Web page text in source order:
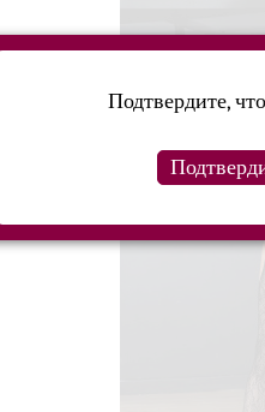
Подтвердите,